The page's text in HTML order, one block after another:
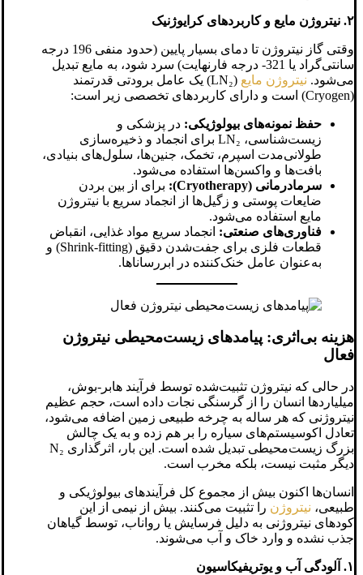
۲. نیتروژن مایع و کاربردهای کرایوژنیک
وقتی گاز نیتروژن تا دمای بسیار پایین (حدود منفی 196 درجه
سانتی‌گراد یا 321- درجه فارنهایت) سرد شود، به مایع تبدیل
می‌شود. نیتروژن مایع
(LN₂) یک عامل برودتی قدرتمند
(Cryogen) است و دارای کاربردهای تخصصی زیر است:
حفظ نمونه‌های بیولوژیکی: در پزشکی و
زیست‌شناسی، LN₂ برای انجماد و ذخیره‌سازی
طولانی‌مدت اسپرم، تخمک، جنین‌ها، سلول‌های بنیادی،
بافت‌ها و واکسن‌ها استفاده می‌شود.
سرمادرمانی (Cryotherapy):
برای از بین بردن
ضایعات پوستی و زگیل‌ها از انجماد سریع با نیتروژن
مایع استفاده می‌شود.
فناوری‌های صنعتی: انجماد سریع مواد غذایی، انقباض
قطعات فلزی برای جفت‌شدن دقیق (Shrink-fitting) و
به‌عنوان عامل خنک‌کننده در ابررساناها.
هزینه بی‌اثری: پیامدهای زیست‌محیطی نیتروژن
فعال
در حالی که نیتروژن تثبیت‌شده توسط فرآیند هابر-بوش،
میلیاردها انسان را از گرسنگی نجات داده است، حجم عظیم
نیتروژنی که هر ساله به چرخه طبیعی زمین اضافه می‌شود،
تعادل اکوسیستم‌های سیاره را بر هم زده و به یک چالش
بزرگ زیست‌محیطی تبدیل شده است. این بار، اثرگذاری N₂
دیگر مثبت نیست، بلکه مخرب است.
انسان‌ها اکنون بیش از مجموع کل فرآیندهای بیولوژیکی و
طبیعی، نیتروژن را تثبیت می‌کنند. بیش از نیمی از این
کودهای نیتروژنی به دلیل فرسایش یا رواناب، توسط گیاهان
جذب نشده و وارد خاک و آب می‌شوند.
۱. آلودگی آب و یوتریفیکاسیون